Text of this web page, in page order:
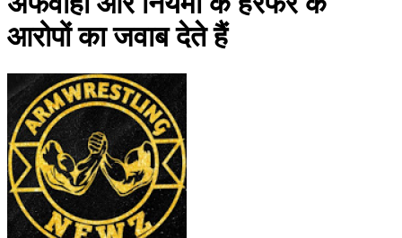
आरोपों का जवाब देते हैं